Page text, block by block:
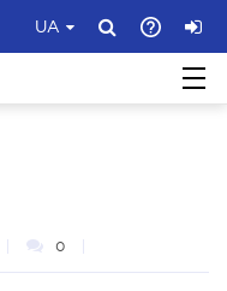
UA
0